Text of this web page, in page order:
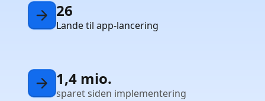
26
Lande til app-lancering
1,4 mio.
sparet siden implementering